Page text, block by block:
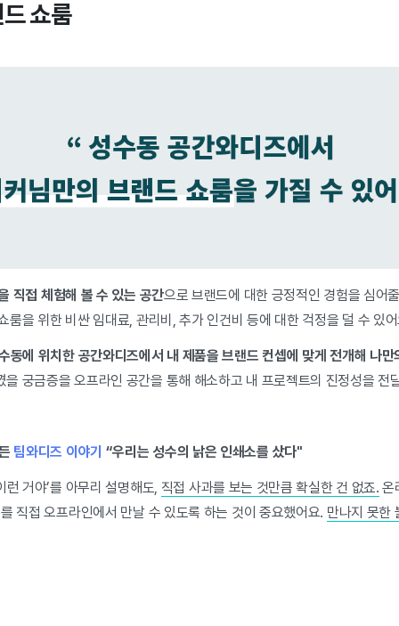
쇼룸
직접 체험해 볼 수 있는 공간으로 브랜드에 대한 긍정적인 경험을 심어
룸을 위한 비싼 임대료, 관리비, 추가 인건비 등에 대한 걱정을 덜 수 있
동에 위치한 공간와디즈에서 내 제품을 브랜드 컨셉에 맞게 전개해 나만
을 궁금증을 오프라인 공간을 통해 해소하고 내 프로젝트의 진정성을 전
팀와디즈 이야기 “우리는 성수의 낡은 인쇄소를 샀다"
거야’를 아무리 설명해도, 직접 사과를 보는 것만큼 확실한 건 없죠. 온
직접 오프라인에서 만날 수 있도록 하는 것이 중요했어요. 만나지 못한